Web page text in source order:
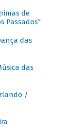
de
Passados”
das
das
/